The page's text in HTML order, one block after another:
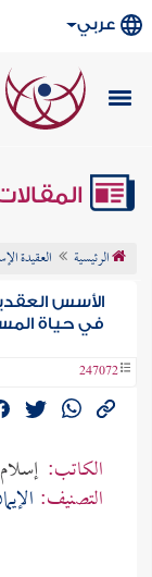
عربي
الرئيسية العقيدة
الأسس
في حياة
247072
الكاتب:
التصنيف: